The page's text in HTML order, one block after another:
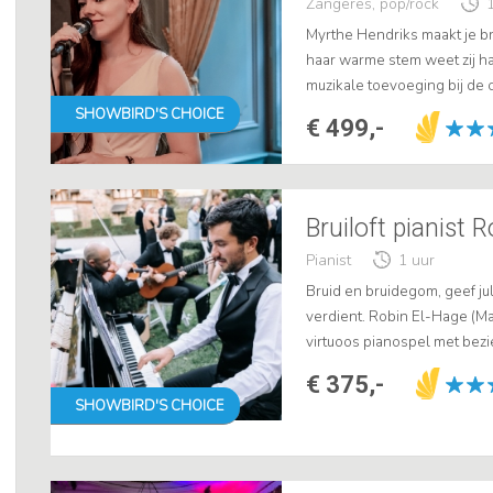
SHOWBIRD'S CHOICE
Myrthe Hendriks maakt je
haar warme stem weet zij
muzikale toevoeging bij
€ 499,-
SHOWBIRD'S CHOICE
Bruiloft pianist
Pianist
1 uur
Bruid en bruidegom, geef
verdient. Robin El-Hage
virtuoos pianospel met
raakt. Honderden stellen
€ 375,-